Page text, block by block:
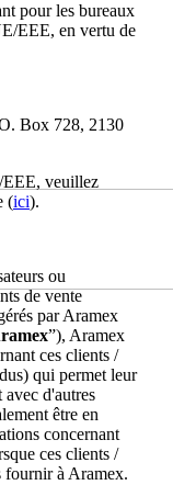
pour les bureaux
EEE, en vertu de
Box 728, 2130
EEE, veuillez
(ici).
ou
de vente
par Aramex
”), Aramex
ces clients /
qui permet leur
d'autres
être en
concernant
ces clients /
fournir à Aramex.